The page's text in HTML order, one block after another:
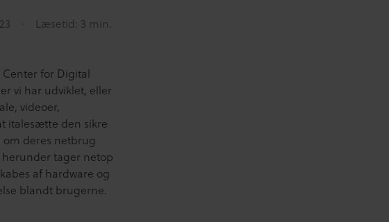
Læsetid: 3 min.
Center for Digital
vi har udviklet, eller
videoer,
italesætte den sikre
deres netbrug
tager netop
af hardware og
blandt brugerne.